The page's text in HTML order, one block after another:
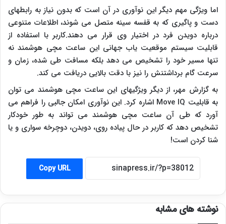
اما ویژگی مهم دیگر این نوآوری در آن است که بدون نیاز به رابطهای
دست و پاگیری که به قفسه سینه متصل می شوند، اطلاعات متنوعی
درباره دویدن فرد در اختیار وی قرار می دهند.کاربر با استفاده از
قابلیت سیستم موقعیت یاب جهانی این ساعت مچی هوشمند نه
تنها مسیر خود را تشخیص می دهد بلکه مسافت طی شده، زمان و
سرعت گام برداشتنش را نیز با دقت بالایی دریافت می کند.
به گزارش مهر، از دیگر ویژگیهای این ساعت مچی هوشمند می توان
به قابلیت Move IQ اشاره کرد. این نوآوری امکان جالبی را فراهم می
آورد که طی آن ساعت مچی هوشمند می تواند به طور خودکار
تشخیص دهد که کاربر در حال پیاده روی، دویدن، دوچرخه سواری و یا
شنا کردن است!
Copy URL
نوشته های مشابه